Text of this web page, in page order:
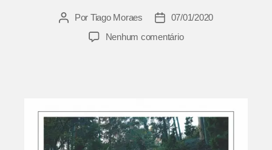
Autor
Por Tiago Moraes
Data07/01/2020
Nenhum comentárioem